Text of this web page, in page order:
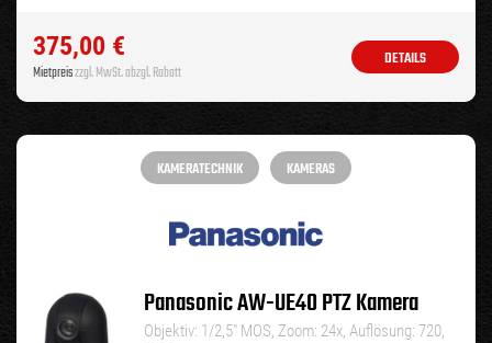
375,00 €
Mietpreiszzgl. MwSt. abzgl. Rabatt
DETAILS
KAMERATECHNIK KAMERAS
Panasonic AW-UE40 PTZ Kamera
Objektiv: 1/2,5″ MOS, Zoom: 24x, Auflösung: 720,